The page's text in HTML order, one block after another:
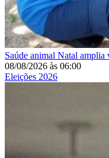
Saúde animal Natal amplia
08/08/2026 às 06:00
Eleições 2026